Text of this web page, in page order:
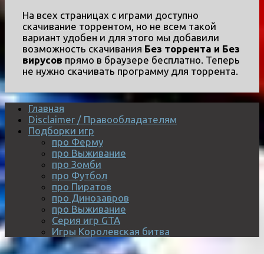
На всех страницах с играми доступно
скачивание торрентом, но не всем такой
вариант удобен и для этого мы добавили
возможность скачивания Без торрента и Без
вирусов прямо в браузере бесплатно. Теперь
не нужно скачивать программу для торрента.
Главная
Disclaimer / Правообладателям
Подборки игр
про Ферму
про Выживание
про Зомби
про Футбол
про Пиратов
про Динозавров
про Выживание
Серия игр GTA
Игры Королевская битва